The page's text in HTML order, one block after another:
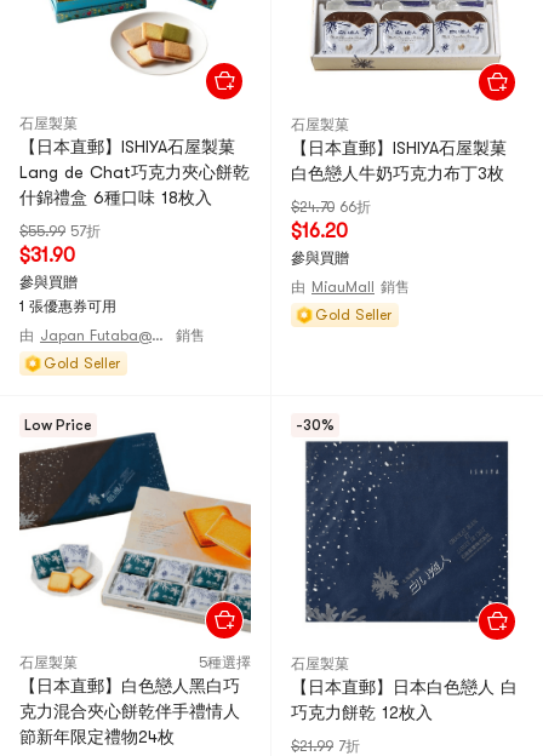
石屋製菓
【日本直郵】ISHIYA石屋製菓
Lang de Chat巧克力夾心餅乾
什錦禮盒 6種口味 18枚入
$55.99 57折
$31.90
參與買贈
1 張優惠券可用
由
Japan Futaba@JAPAN
銷售
Gold Seller
石屋製菓
【日本直郵】ISHIYA石屋製菓
白色戀人牛奶巧克力布丁3枚
$24.70 66折
$16.20
參與買贈
由 MiauMall
銷售
Gold Seller
Low Price
石屋製菓 5種選擇
【日本直郵】白色戀人黑白巧
克力混合夾心餅乾伴手禮情人
節新年限定禮物24枚
-30%
石屋製菓
【日本直郵】日本白色戀人 白
巧克力餅乾 12枚入
$21.99 7折